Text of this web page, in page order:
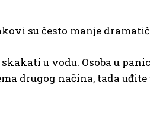
su često manje
u vodu. Osoba u
drugog načina, tada